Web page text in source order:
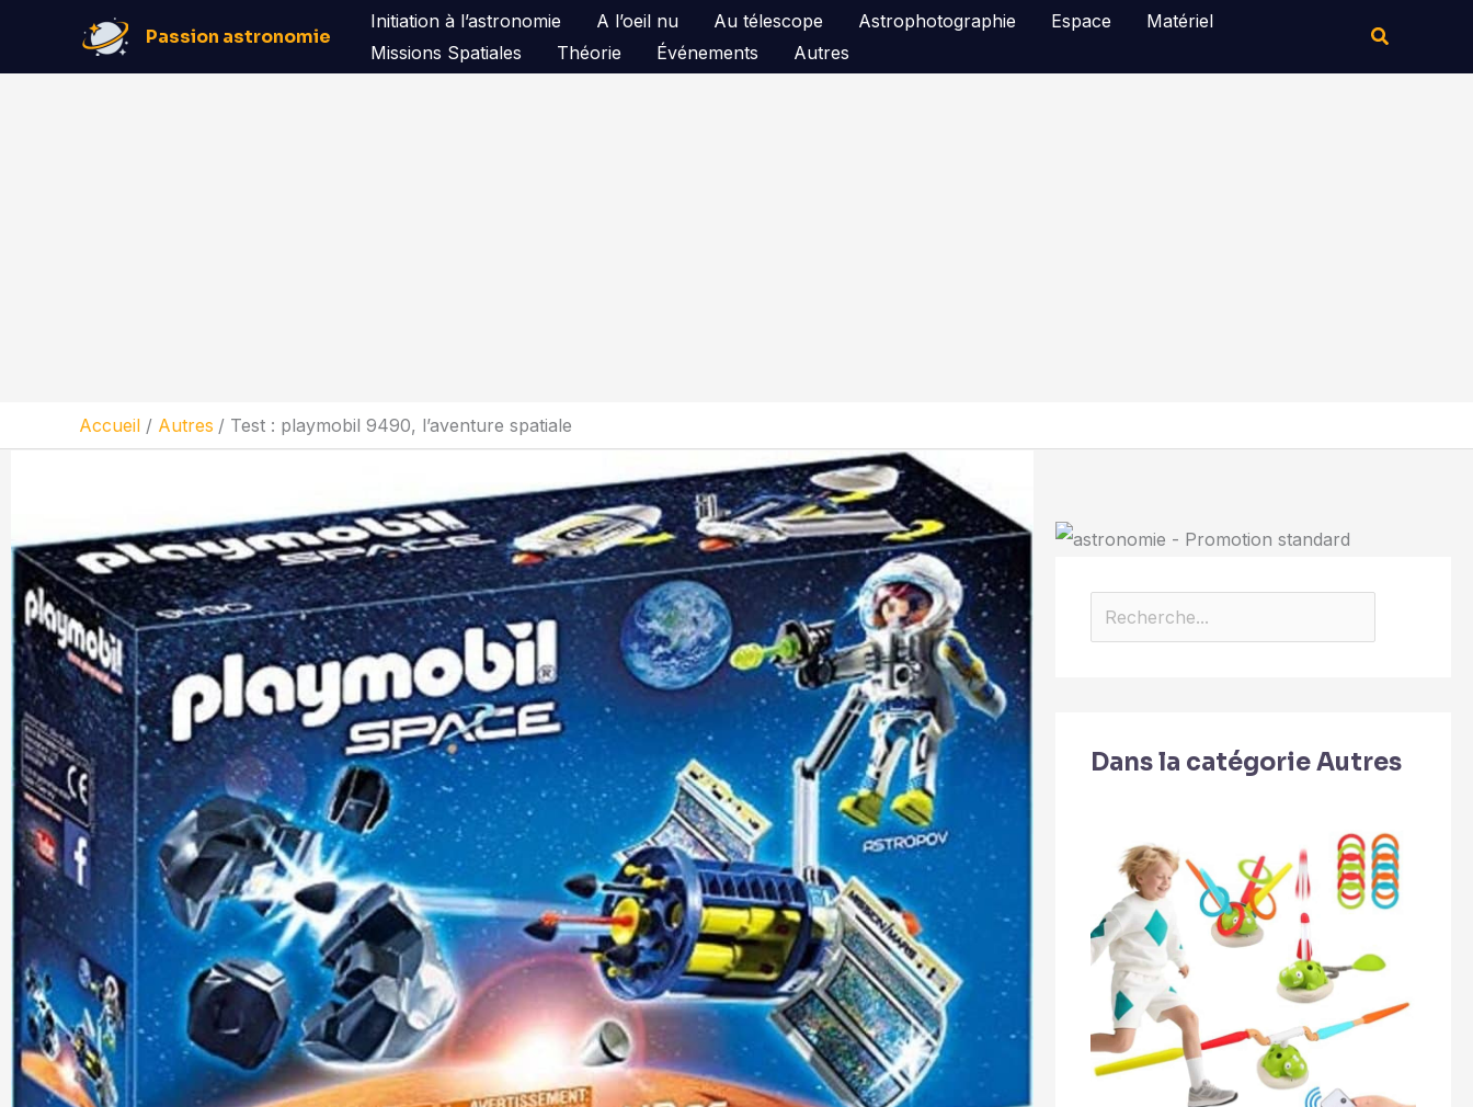
contenu
Passion astronomie
Initiation à l’astronomie A l’oeil nu Au télescope Astrophotographie Espace
Matériel
Missions Spatiales
Théorie Événements Autres
Rechercher
Accueil Autres Test : playmobil 9490, l’aventure spatiale
Rechercher
Dans la catégorie Autres